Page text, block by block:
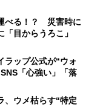
べる！？ 災害時に
目からうろこ」
ラップ公式が“ウォ
「心強い」「落
、ウメ枯らす“特定